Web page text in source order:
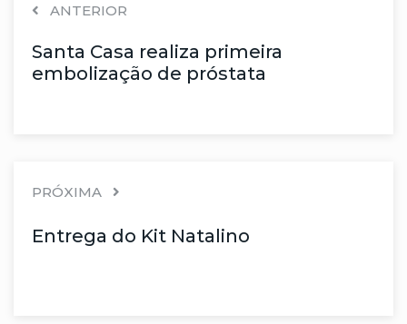
ANTERIOR
Santa Casa realiza primeira
embolização de próstata
PRÓXIMA
Entrega do Kit Natalino